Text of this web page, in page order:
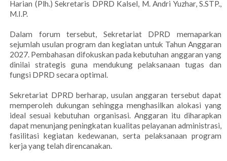
Harian (Plh.) Sekretaris DPRD Kalsel, M. Andri Yuzhar, S.STP.,
M.I.P.
Dalam forum tersebut, Sekretariat DPRD memaparkan
sejumlah usulan program dan kegiatan untuk Tahun Anggaran
2027. Pembahasan difokuskan pada kebutuhan anggaran yang
dinilai strategis guna mendukung pelaksanaan tugas dan
fungsi DPRD secara optimal.
Sekretariat DPRD berharap, usulan anggaran tersebut dapat
memperoleh dukungan sehingga menghasilkan alokasi yang
ideal sesuai kebutuhan organisasi. Anggaran itu diharapkan
dapat menunjang peningkatan kualitas pelayanan administrasi,
fasilitasi kegiatan kedewanan, serta pelaksanaan program
kerja yang telah direncanakan.